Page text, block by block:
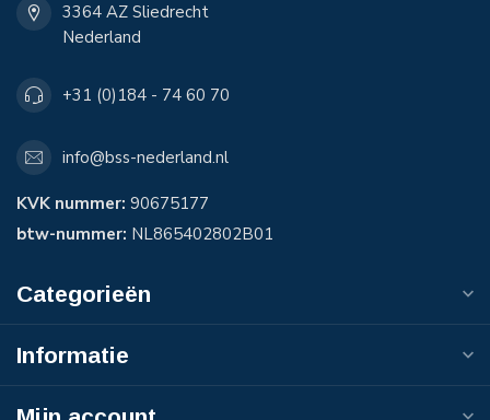
3364 AZ Sliedrecht
Nederland
+31 (0)184 - 74 60 70
info@bss-nederland.nl
KVK nummer: 90675177
btw-nummer: NL865402802B01
Categorieën
Informatie